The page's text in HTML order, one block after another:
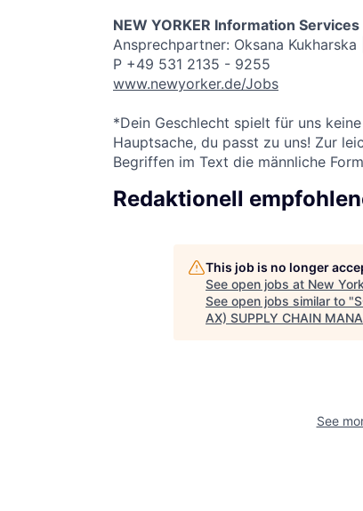
NEW YORKER Information
Ansprechpartner: Oksana
P +49 531 2135 - 9255
www.newyorker.de/Jobs
*Dein Geschlecht spielt für uns
Hauptsache, du passt zu uns! Zur
Begriffen im Text die männliche
Redaktionell
This job is no longer
See open jobs at New
See open jobs similar to "
AX) SUPPLY CHAIN
See